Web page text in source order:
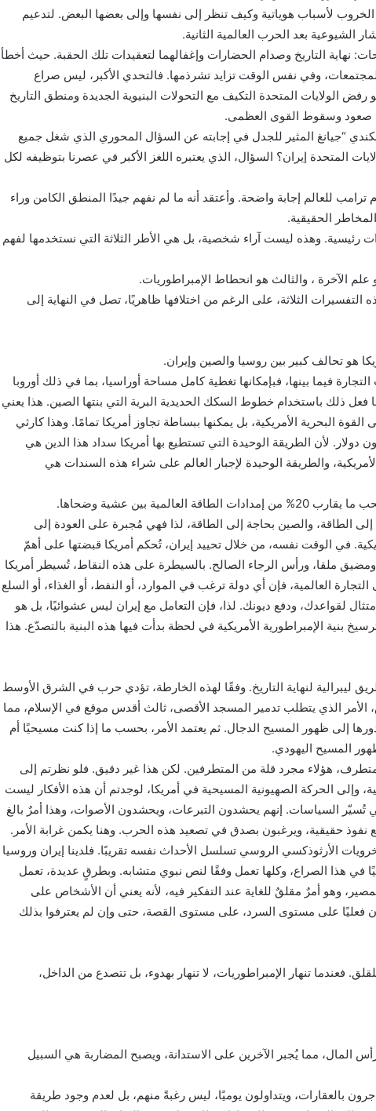
الخروب لأسباب هوياتية وكيف تنظر إلى نفسها وإلى بعضها البعض. لتدعيم
بعد الحرب العالمية الثانية.
نهاية التاريخ وصدام الحضارات وإغفالهما لتعقيدات تلك الحقبة. حيث أخطأ
وفي نفس الوقت تزايد تشرذمها. فالتحدي الأكبر، ليس صراع
رفض الولايات المتحدة التكيف مع التحولات البنيوية الجديدة ومنطق التاريخ
صعود وسقوط القوى العظمى.
“جيانغ المثير للجدل في إجابته عن السؤال المحوري الذي شغل جميع
المتحدة إيران؟ السؤال، الذي يعتبره اللغز الأكبر في عصرنا بتوظيفه لكل
للعالم إجابة واضحة. وأعتقد أنه ما لم نفهم جيدًا المنطق الكامن وراء
الحقيقية.
رئيسية. وهذه ليست آراء شخصية، بل هي الأطر الثلاثة التي نستخدمها لفهم
علم الآخرة ، والثالث هو انحطاط الإمبراطوريات.
التفسيرات الثلاثة، على الرغم من اختلافها ظاهريًا، تصل في النهاية إلى
هو تحالف كبير بين روسيا والصين وإيران.
فيما بينها، فبإمكانها تغطية كامل مساحة أوراسيا، بما في ذلك أوروبا
فعل ذلك باستخدام خطوط السكك الحديدية البرية التي بنتها الصين. هذا يعني
البحرية الأمريكية، بل يمكنها ببساطة تجاوز أمريكا تمامًا. وهذا كارثي
لدولة مثقلة بديون تبلغ 39 تريليون دولار. لأن الطريقة الوحيدة التي تستطيع بها أمريكا سداد هذا الدين هي
والطريقة الوحيدة لإجبار العالم على شراء هذه السندات هي
بين عشية وضحاها.
إلى الطاقة، والصين بحاجة إلى الطاقة، لذا فهي مُجبرة على العودة إلى
في الوقت نفسه، من خلال تحييد إيران، تُحكم أمريكا قبضتها على أهمّ
ملقا، ورأس الرجاء الصالح. بالسيطرة على هذه النقاط، تُسيطر أمريكا
العالمية، فإن أي دولة ترغب في الموارد، أو النفط، أو الغذاء، أو السلع
لقواعدك، ودفع ديونك. لذا، فإن التعامل مع إيران ليس عشوائيًا، بل هو
بنية الإمبراطورية الأمريكية في لحظة بدأت فيها هذه البنية بالتصدّع. هذا
ليبرالية لنهاية التاريخ. وفقًا لهذه الخارطة، تؤدي حرب في الشرق الأوسط
الأمر الذي يتطلب تدمير المسجد الأقصى، ثالث أقدس موقع في الإسلام، مما
إلى ظهور المسيح الدجال. ثم يعتمد الأمر، بحسب ما إذا كنت مسيحيًا أم
المسيح اليهودي.
هؤلاء مجرد قلة من المتطرفين. لكن هذا غير دقيق. فلو نظرتم إلى
وإلى الحركة الصهيونية المسيحية في أمريكا، لوجدتم أن هذه الأفكار ليست
السياسات. إنهم يحشدون التبرعات، ويحشدون الأصوات، وهذا أمرٌ بالغ
نفوذ حقيقية، ويرغبون بصدق في تصعيد هذه الحرب. وهنا يكمن غرابة الأمر.
الأرثوذكسي الروسي تسلسل الأحداث نفسه تقريبًا. فلدينا إيران وروسيا
في هذا الصراع، وكلها تعمل وفقًا لنص نبوي متشابه. وبطرقٍ عديدة، تعمل
وهو أمرٌ مقلقٌ للغاية عند التفكير فيه، لأنه يعني أن الأشخاص على
على مستوى السرد، على مستوى القصة، حتى وإن لم يعترفوا بذلك
فعندما تنهار الإمبراطوريات، لا تنهار بهدوء، بل تتصدع من الداخل،
المال، مما يُجبر الآخرين على الاستدانة، ويصبح المضاربة هي السبيل
بالعقارات، ويتداولون يوميًا، ليس رغبةً منهم، بل لعدم وجود طريقة